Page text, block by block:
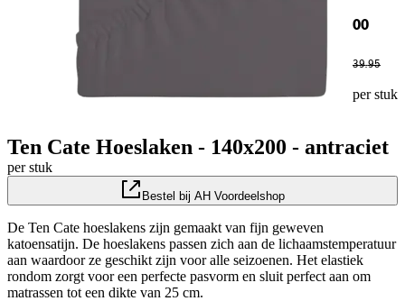
00
39.95
per stuk
Ten Cate Hoeslaken - 140x200 - antraciet
per stuk
Bestel bij AH Voordeelshop
De Ten Cate hoeslakens zijn gemaakt van fijn geweven
katoensatijn. De hoeslakens passen zich aan de lichaamstemperatuur
aan waardoor ze geschikt zijn voor alle seizoenen. Het elastiek
rondom zorgt voor een perfecte pasvorm en sluit perfect aan om
matrassen tot een dikte van 25 cm.